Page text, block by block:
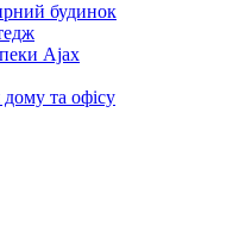
будинок
Ajax
та офісу